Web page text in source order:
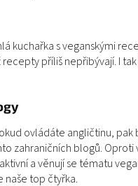
kuchařka s veganskými
příliš nepřibývají. I
ovládáte angličtinu, pak
zahraničních blogů. Oproti
a věnují se tématu
naše top čtyřka.